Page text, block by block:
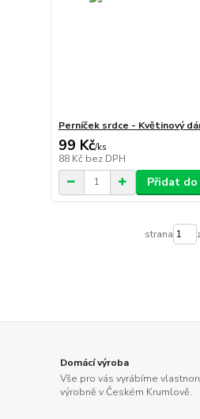
Perníček srdce - Květinový
99 Kč/ks
88 Kč bez DPH
Přidat do
strana
Domácí výroba
Vše pro vás vyrábíme
výrobně v Českém Krumlově.